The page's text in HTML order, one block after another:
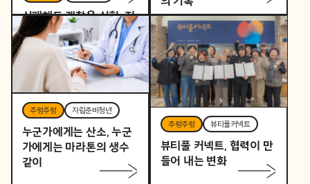
실패해도 괜찮은 실험, 지
역을 바꾸는 작은 시작
주렁주렁 자립준비청년
누군가에게는 산소, 누군
가에게는 마라톤의 생수
같이
주렁주렁 뷰티풀커넥트
뷰티풀 커넥트, 협력이 만
들어 내는 변화